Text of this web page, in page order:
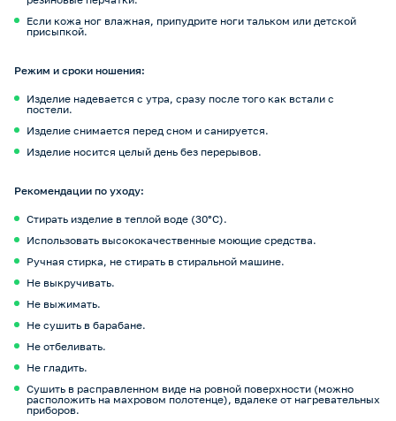
Если кожа ног влажная, припудрите ноги тальком или детской
присыпкой.
Режим и сроки ношения:
Изделие надевается с утра, сразу после того как встали с
постели.
Изделие снимается перед сном и санируется.
Изделие носится целый день без перерывов.
Рекомендации по уходу:
Стирать изделие в теплой воде (30°С).
Использовать высококачественные моющие средства.
Ручная стирка, не стирать в стиральной машине.
Не выкручивать.
Не выжимать.
Не сушить в барабане.
Не отбеливать.
Не гладить.
Сушить в расправленном виде на ровной поверхности (можно
расположить на махровом полотенце), вдалеке от нагревательных
приборов.